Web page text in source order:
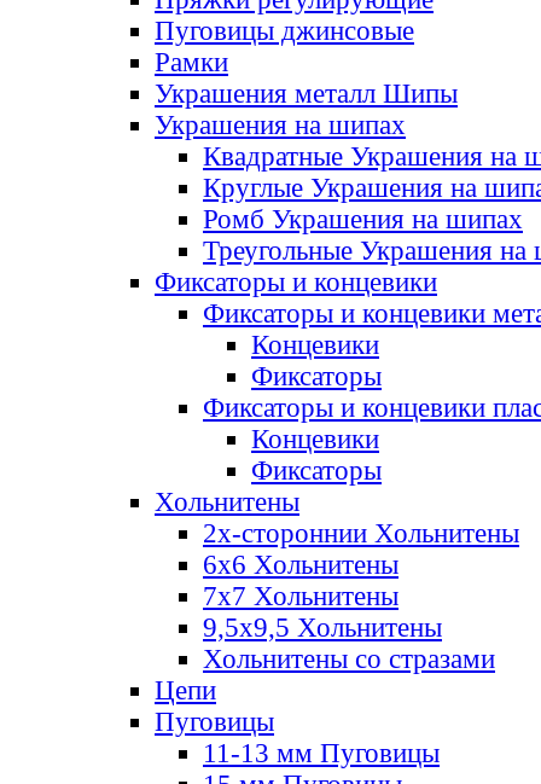
Пуговицы джинсовые
Рамки
Украшения металл Шипы
Украшения на шипах
Квадратные Украшения на
Круглые Украшения на
Ромб Украшения на шипах
Треугольные Украшения на
Фиксаторы и концевики
Фиксаторы и концевики
Концевики
Фиксаторы
Фиксаторы и концевики
Концевики
Фиксаторы
Хольнитены
2х-стороннии Хольнитены
6х6 Хольнитены
7х7 Хольнитены
9,5х9,5 Хольнитены
Хольнитены со стразами
Цепи
Пуговицы
11-13 мм Пуговицы